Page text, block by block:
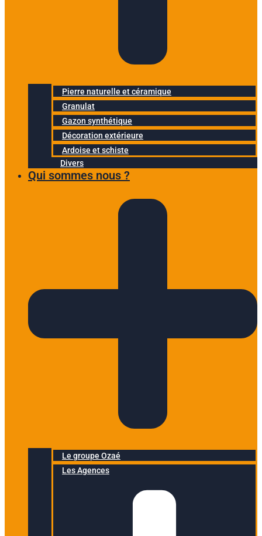
Pierre naturelle et céramique
Granulat
Gazon synthétique
Décoration extérieure
Ardoise et schiste
Divers
Qui sommes nous ?
Le groupe Ozaé
Les Agences